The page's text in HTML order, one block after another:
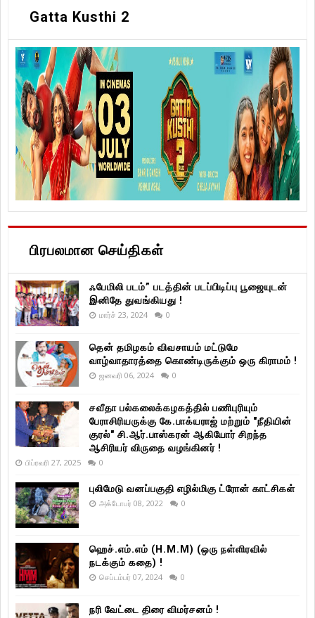
Gatta Kusthi 2
பிரபலமான செய்திகள்
ஃபேமிலி படம்” படத்தின் படப்பிடிப்பு பூஜையுடன்
இனிதே துவங்கியது !
மார்ச் 23, 2024 0
தென் தமிழகம் விவசாயம் மட்டுமே
வாழ்வாதாரத்தை கொண்டிருக்கும் ஒரு கிராமம் !
ஜனவரி 06, 2024 0
சவீதா பல்கலைக்கழகத்தில் பணிபுரியும்
பேராசிரியருக்கு கே.பாக்யராஜ் மற்றும் "நீதியின்
குரல்" சி.ஆர்.பாஸ்கரன் ஆகியோர் சிறந்த
ஆசிரியர் விருதை வழங்கினர் !
பிப்ரவரி 27, 2025 0
புலிமேடு வனப்பகுதி எழில்மிகு ட்ரோன் காட்சிகள்
அக்டோபர் 08, 2022 0
ஹெச்.எம்.எம் (H.M.M) (ஒரு நள்ளிரவில்
நடக்கும் கதை) !
செப்டம்பர் 07, 2024 0
நரி வேட்டை திரை விமர்சனம் !